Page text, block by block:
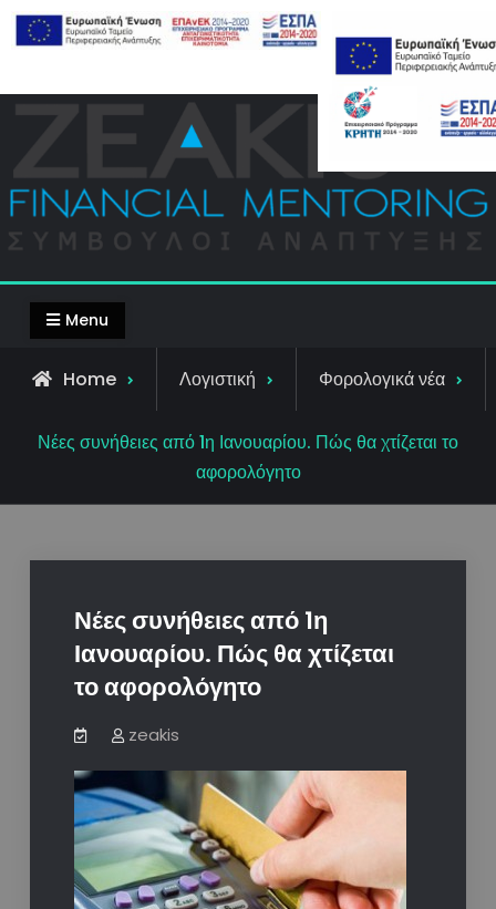
Skip
to
Top Bar
Menu
Home Λογιστική Φορολογικά νέα
Νέες συνήθειες από 1η Ιανουαρίου. Πώς θα χτίζεται το
αφορολόγητο
Νέες συνήθειες από 1η
Ιανουαρίου. Πώς θα χτίζεται
το αφορολόγητο
zeakis